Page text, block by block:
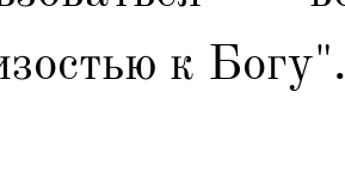
к Богу".